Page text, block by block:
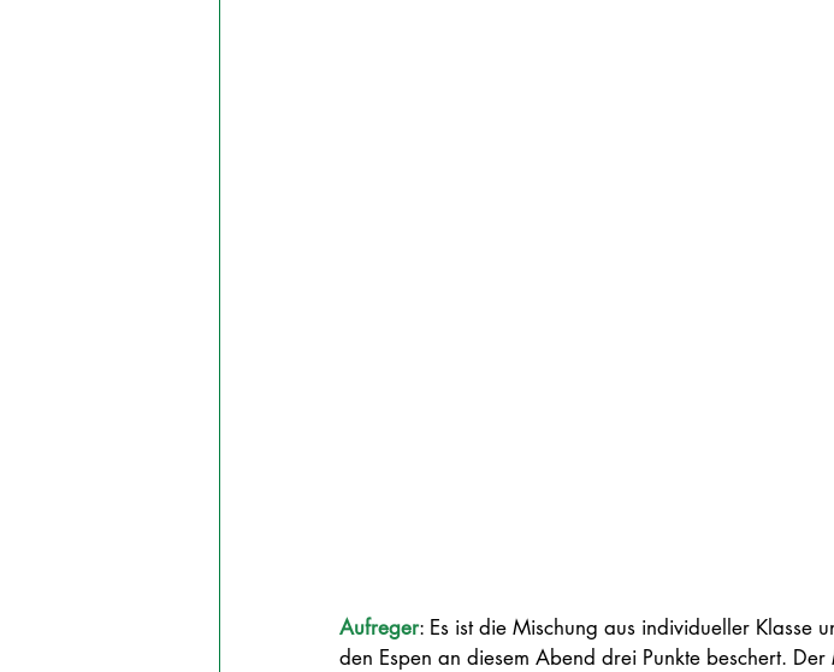
Aufreger: Es ist die Mischung aus individueller Klasse
den Espen an diesem Abend drei Punkte beschert.